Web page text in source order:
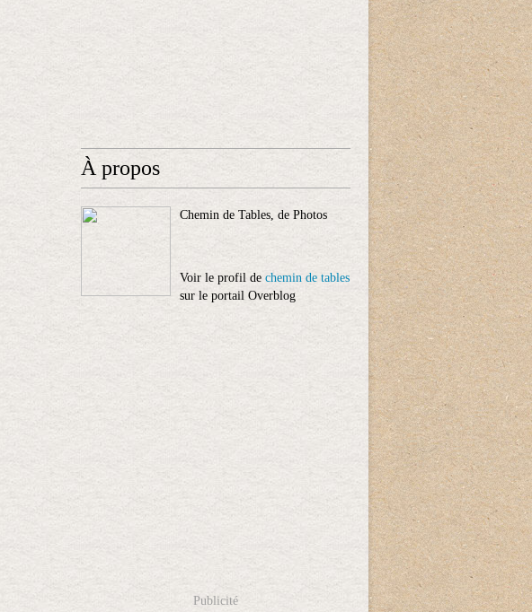
À propos
Chemin de Tables, de Photos
Voir le profil de chemin de tables
sur le portail Overblog
Publicité